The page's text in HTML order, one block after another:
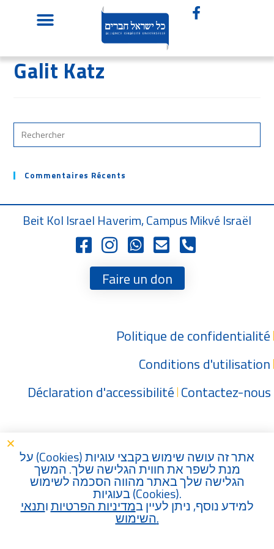
Galit Katz
Commentaires Récents
Beit Kol Israel Haverim, Campus Mikvé Israël
Faire un don
Politique de confidentialité
Conditions d'utilisation
Déclaration d'accessibilité Contactez-nous
אתר זה עושה שימוש בקבצי עוגיות (Cookies) על
מנת לשפר את חווית הגלישה שלך. המשך
הגלישה שלך באתר מהווה הסכמה לשימוש
בעוגיות (Cookies).
למידע נוסף, ניתן לעיין במדיניות הפרטיותותנאי
השימוש.